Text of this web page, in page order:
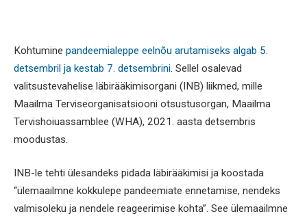
Kohtumine pandeemialeppe eelnõu arutamiseks algab 5.
detsembril ja kestab 7. detsembrini. Sellel osalevad
valitsustevahelise läbirääkimisorgani (INB) liikmed, mille
Maailma Terviseorganisatsiooni otsustusorgan, Maailma
Tervishoiuassamblee (WHA), 2021. aasta detsembris
moodustas.
INB-le tehti ülesandeks pidada läbirääkimisi ja koostada
“ülemaailmne kokkulepe pandeemiate ennetamise, nendeks
valmisoleku ja nendele reageerimise kohta”. See ülemaailmne